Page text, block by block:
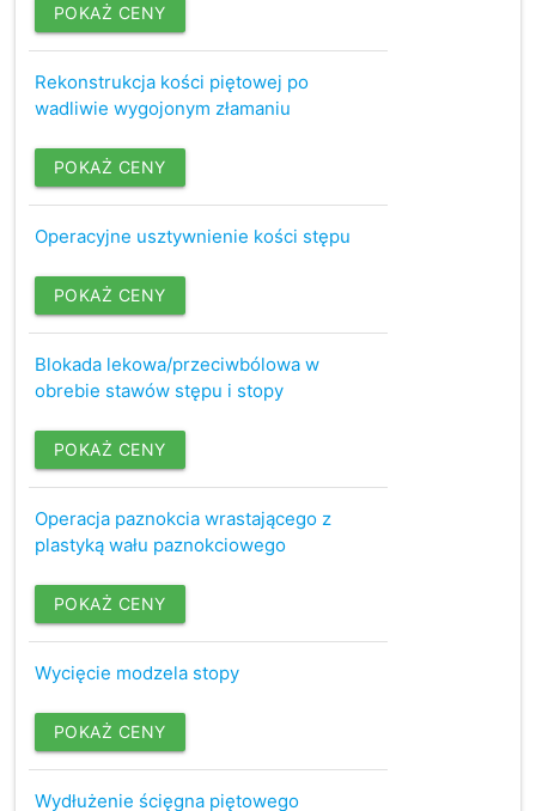
POKAŻ CENY
Rekonstrukcja kości piętowej po
wadliwie wygojonym złamaniu
POKAŻ CENY
Operacyjne usztywnienie kości stępu
POKAŻ CENY
Blokada lekowa/przeciwbólowa w
obrebie stawów stępu i stopy
POKAŻ CENY
Operacja paznokcia wrastającego z
plastyką wału paznokciowego
POKAŻ CENY
Wycięcie modzela stopy
POKAŻ CENY
Wydłużenie ścięgna piętowego